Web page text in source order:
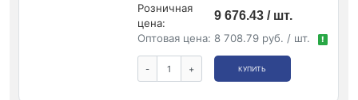
Розничная
цена:
9 676.43 / шт.
Оптовая цена: 8 708.79 руб. / шт. !
- + КУПИТЬ